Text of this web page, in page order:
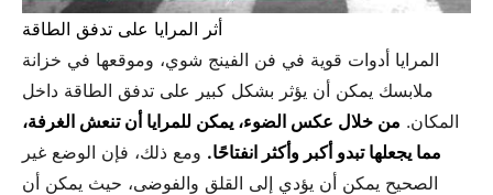
أثر المرايا على تدفق الطاقة
المرايا أدوات قوية في فن الفينج شوي، وموقعها في خزانة
ملابسك يمكن أن يؤثر بشكل كبير على تدفق الطاقة داخل
المكان. من خلال عكس الضوء، يمكن للمرايا أن تنعش الغرفة،
مما يجعلها تبدو أكبر وأكثر انفتاحًا. ومع ذلك، فإن الوضع غير
الصحيح يمكن أن يؤدي إلى القلق والفوضى، حيث يمكن أن